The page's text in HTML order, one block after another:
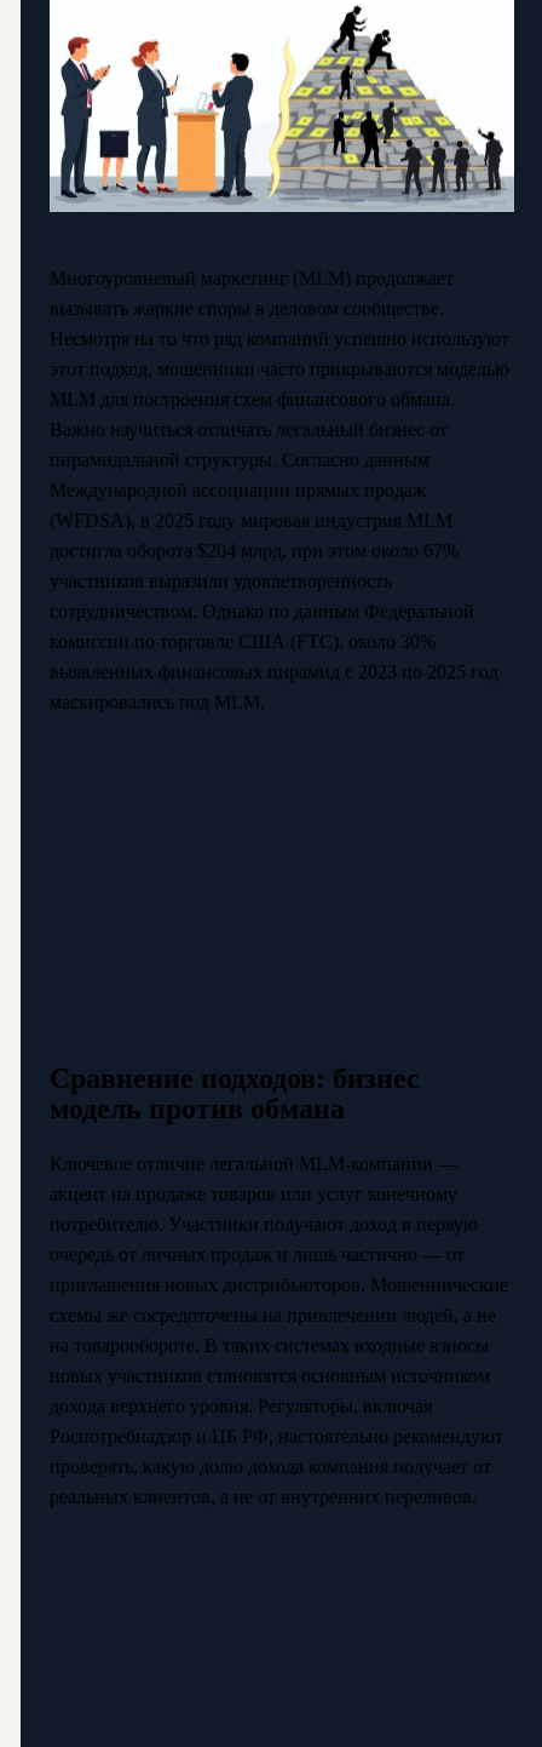
Многоуровневый маркетинг (MLM) продолжает
вызывать жаркие споры в деловом сообществе.
Несмотря на то что ряд компаний успешно используют
этот подход, мошенники часто прикрываются моделью
MLM для построения схем финансового обмана.
Важно научиться отличать легальный бизнес от
пирамидальной структуры. Согласно данным
Международной ассоциации прямых продаж
(WFDSA), в 2025 году мировая индустрия MLM
достигла оборота $204 млрд, при этом около 67%
участников выразили удовлетворенность
сотрудничеством. Однако по данным Федеральной
комиссии по торговле США (FTC), около 30%
выявленных финансовых пирамид с 2023 по 2025 год
маскировались под MLM.
Сравнение подходов: бизнес
модель против обмана
Ключевое отличие легальной MLM-компании —
акцент на продаже товаров или услуг конечному
потребителю. Участники получают доход в первую
очередь от личных продаж и лишь частично — от
приглашения новых дистрибьюторов. Мошеннические
схемы же сосредоточены на привлечении людей, а не
на товарообороте. В таких системах входные взносы
новых участников становятся основным источником
дохода верхнего уровня. Регуляторы, включая
Роспотребнадзор и ЦБ РФ, настоятельно рекомендуют
проверять, какую долю дохода компания получает от
реальных клиентов, а не от внутренних переливов.